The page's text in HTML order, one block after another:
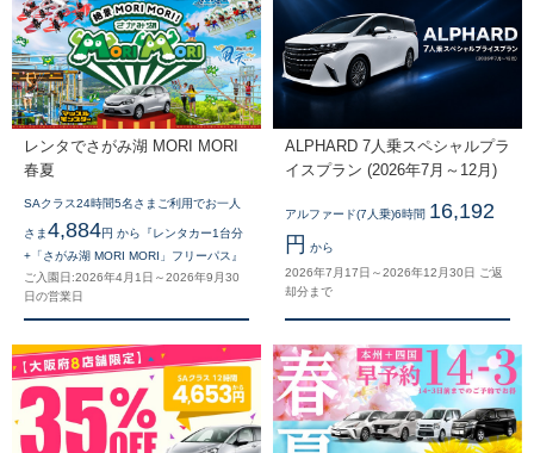
レンタでさがみ湖 MORI MORI
春夏
SAクラス24時間5名さまご利用でお一人
さま4,884円 から『レンタカー1台分
+「さがみ湖 MORI MORI」フリーパス』
ご入園日:2026年4月1日～2026年9月30
日の営業日
ALPHARD 7人乗スペシャルプラ
イスプラン (2026年7月～12月)
アルファード(7人乗)6時間 16,192
円 から
2026年7月17日～2026年12月30日 ご返
却分まで